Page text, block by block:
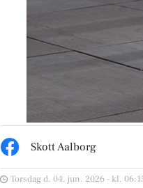
Skott Aalborg
Torsdag d. 04. jun. 2026 - kl.
SPAR Visse
🐥🐥🐥🐥 Ja Tak,
🐥🐥 🔥🔥 CHOK-PRIS 2
129.95 🔥🔥 SPAR 50,-
❌❌❌ BEGRÆNSET PARTI